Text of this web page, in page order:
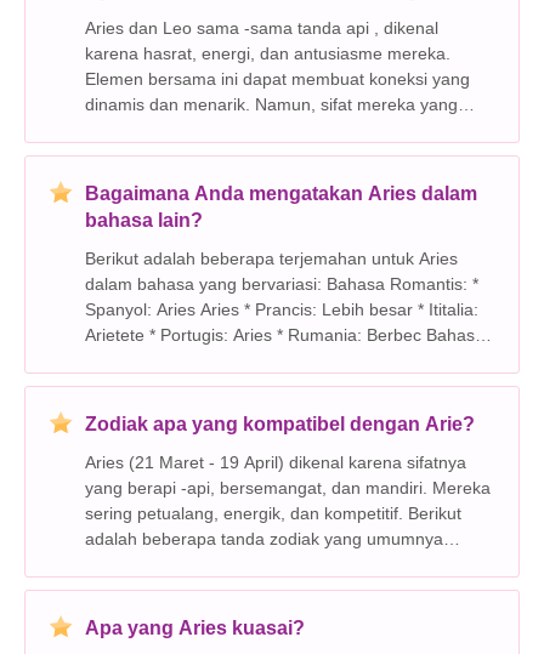
Aries dan Leo sama -sama tanda api , dikenal
karena hasrat, energi, dan antusiasme mereka.
Elemen bersama ini dapat membuat koneksi yang
dinamis dan menarik. Namun, sifat mereka yang
konflik. Berikut ini adalah gangguan kekuatan dan
Bagaimana Anda mengatakan Aries dalam
bahasa lain?
Berikut adalah beberapa terjemahan untuk Aries
dalam bahasa yang bervariasi: Bahasa Romantis: *
Spanyol: Aries Aries * Prancis: Lebih besar * Ititalia:
Arietete * Portugis: Aries * Rumania: Berbec Bahasa
Väduren * Denmark: Væ
Zodiak apa yang kompatibel dengan Arie?
Aries (21 Maret - 19 April) dikenal karena sifatnya
yang berapi -api, bersemangat, dan mandiri. Mereka
sering petualang, energik, dan kompetitif. Berikut
adalah beberapa tanda zodiak yang umumnya
kompatibel: * Leo (23 Juli - 22 Agustus): Leos
Apa yang Aries kuasai?